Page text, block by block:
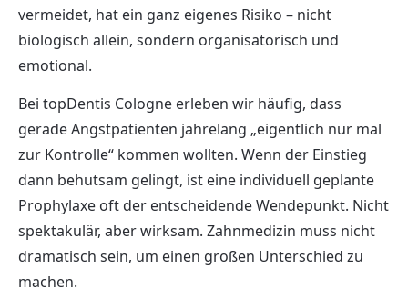
vermeidet, hat ein ganz eigenes Risiko – nicht
biologisch allein, sondern organisatorisch und
emotional.
Bei topDentis Cologne erleben wir häufig, dass
gerade Angstpatienten jahrelang „eigentlich nur mal
zur Kontrolle“ kommen wollten. Wenn der Einstieg
dann behutsam gelingt, ist eine individuell geplante
Prophylaxe oft der entscheidende Wendepunkt. Nicht
spektakulär, aber wirksam. Zahnmedizin muss nicht
dramatisch sein, um einen großen Unterschied zu
machen.